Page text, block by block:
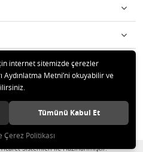
Tüm hakları saklıdır.
Sistemleri ile Hazırlanmıştır.
internet sitemizde çerezler
Aydınlatma Metni’ni okuyabilir ve
Tümünü Kabul Et
Çerez Politikası